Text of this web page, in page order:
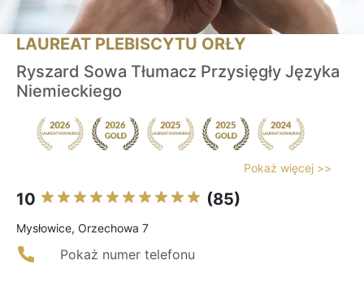
LAUREAT PLEBISCYTU ORŁY
Ryszard Sowa Tłumacz Przysięgły Języka
Niemieckiego
Pokaż więcej >>
10 (85)
Mysłowice, Orzechowa 7
Pokaż numer telefonu